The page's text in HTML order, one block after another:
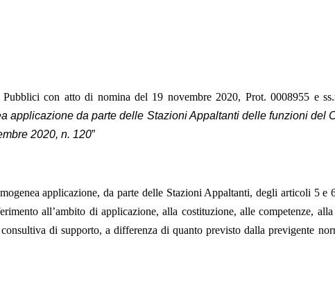
con atto di nomina del 19 novembre 2020, Prot. 0008955 e
applicazione da parte delle Stazioni Appaltanti delle funzioni
2020, n. 120”
applicazione, da parte delle Stazioni Appaltanti, degli articoli 5
all’ambito di applicazione, alla costituzione, alle competenze,
di supporto, a differenza di quanto previsto dalla previgente